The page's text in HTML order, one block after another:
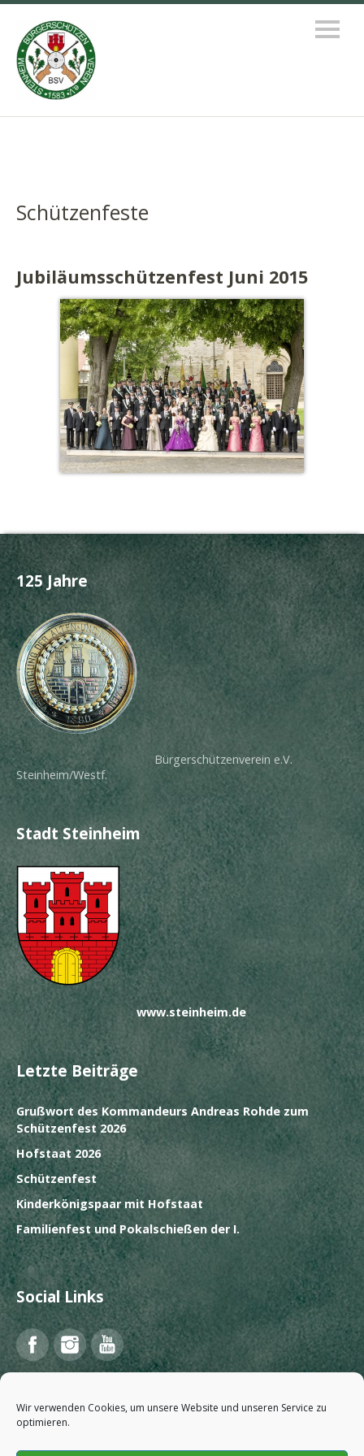
Wir verwenden Cookies, um unsere Website und unseren Service zu
optimieren.
Schützenfeste
Jubiläumsschützenfest Juni 2015
125 Jahre
Bürgerschützenverein e.V.
Steinheim/Westf.
Stadt Steinheim
www.steinheim.de
Letzte Beiträge
Grußwort des Kommandeurs Andreas Rohde zum
Schützenfest 2026
Hofstaat 2026
Schützenfest
Kinderkönigspaar mit Hofstaat
Familienfest und Pokalschießen der I.
Social Links
FacebookInstagramYouTube